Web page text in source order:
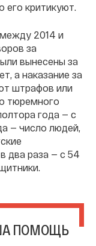
его критикуют.
2014 и
за
вынесены за
а наказание за
штрафов или
тюремного
года — с
— число людей,
два раза — с 54
ПОМОЩЬ